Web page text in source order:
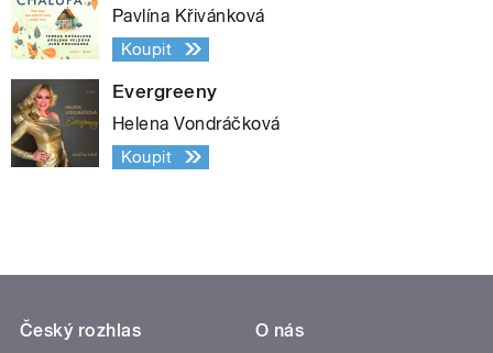
Pavlína Křivánková
Koupit
Evergreeny
Helena Vondráčková
Koupit
Český rozhlas
O nás